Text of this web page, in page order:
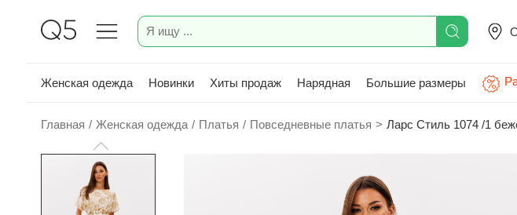
Женская одежда Новинки Хиты продаж Нарядная Большие размеры
Главная / Женская одежда / Платья / Повседневные платья > Ларс Стиль 1074 /1